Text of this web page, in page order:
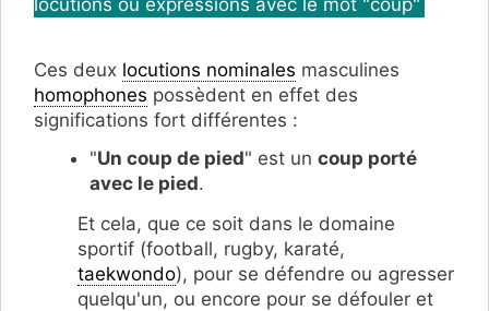
locutions ou expressions avec le mot "coup"
Ces deux locutions nominales masculines
homophones possèdent en effet des
significations fort différentes :
"Un coup de pied" est un coup porté
avec le pied.
Et cela, que ce soit dans le domaine
sportif (football, rugby, karaté,
taekwondo), pour se défendre ou agresser
quelqu'un, ou encore pour se défouler et